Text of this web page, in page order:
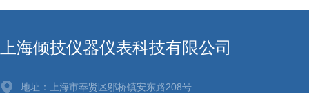
上海倾技仪器仪表科技有限公司
地址：上海市奉贤区邬桥镇安东路208号